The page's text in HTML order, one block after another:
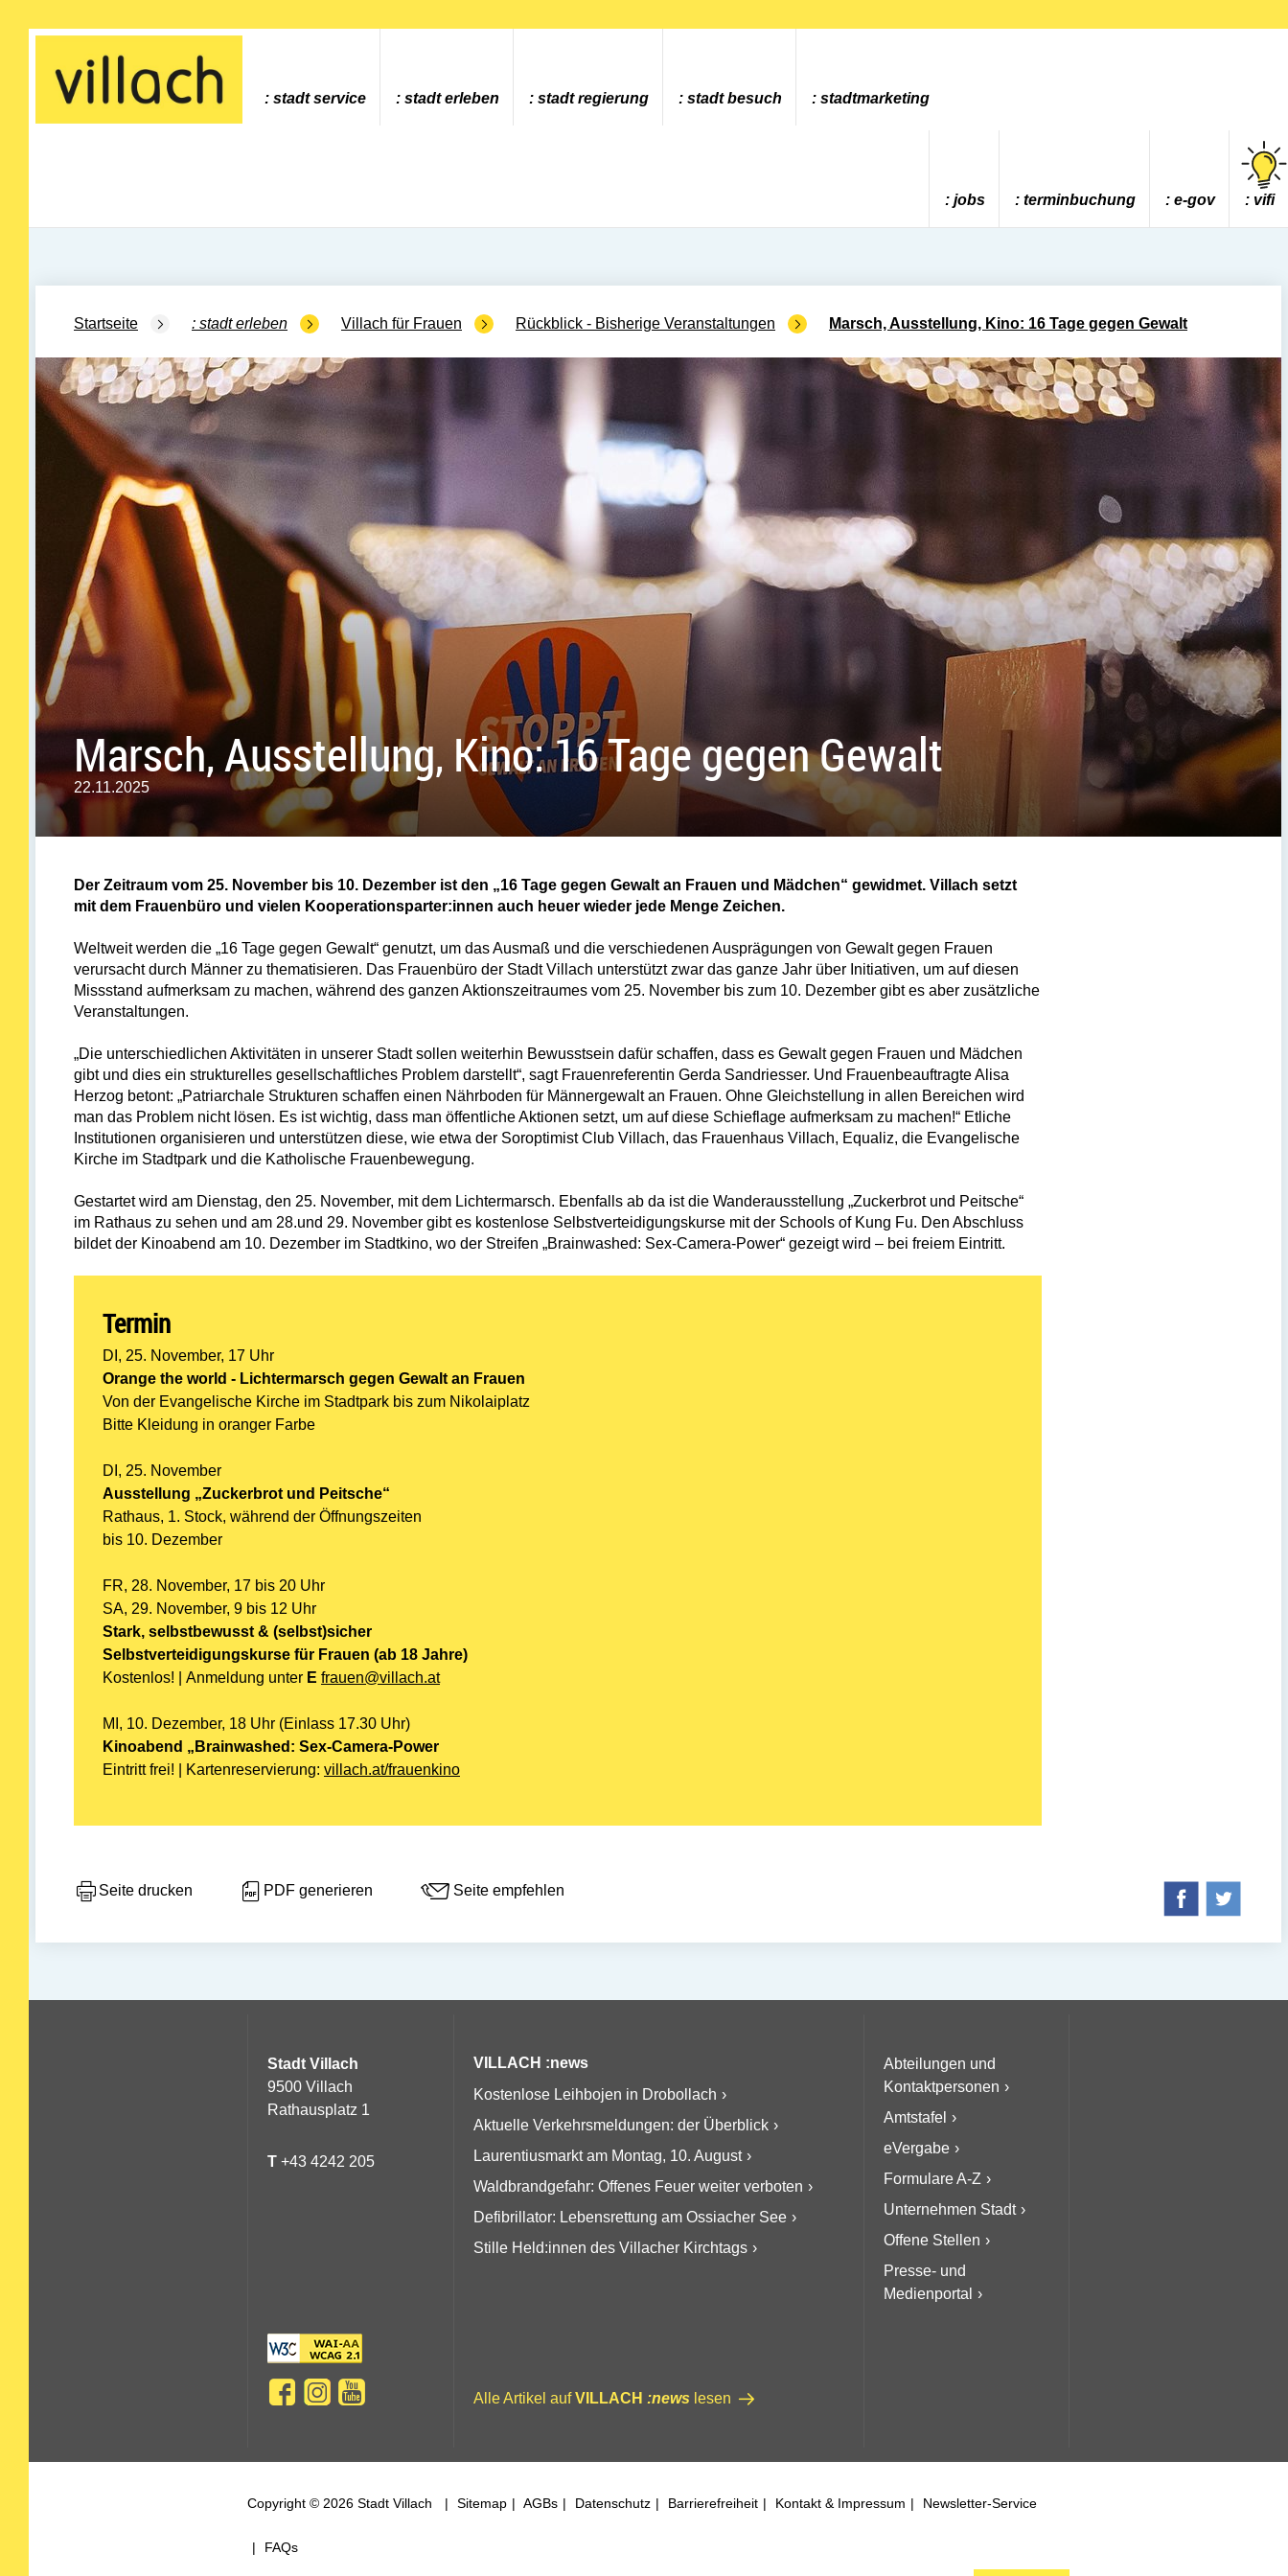
Gehe zur Startseite
stadt service stadt erleben stadt regierung stadt besuch stadtmarketing
jobs terminbuchung e-gov vifi
Startseite stadt erleben Villach für Frauen Rückblick - Bisherige Veranstaltungen Marsch, Ausstellung, Kino: 16 Tage gegen Gewalt
Marsch, Ausstellung, Kino: 16 Tage gegen Gewalt
22.11.2025
Der Zeitraum vom 25. November bis 10. Dezember ist den „16 Tage gegen Gewalt an Frauen und Mädchen“ gewidmet. Villach setzt
mit dem Frauenbüro und vielen Kooperationsparter:innen auch heuer wieder jede Menge Zeichen.
Weltweit werden die „16 Tage gegen Gewalt“ genutzt, um das Ausmaß und die verschiedenen Ausprägungen von Gewalt gegen Frauen
verursacht durch Männer zu thematisieren. Das Frauenbüro der Stadt Villach unterstützt zwar das ganze Jahr über Initiativen, um auf diesen
Missstand aufmerksam zu machen, während des ganzen Aktionszeitraumes vom 25. November bis zum 10. Dezember gibt es aber zusätzliche
Veranstaltungen.
„Die unterschiedlichen Aktivitäten in unserer Stadt sollen weiterhin Bewusstsein dafür schaffen, dass es Gewalt gegen Frauen und Mädchen
gibt und dies ein strukturelles gesellschaftliches Problem darstellt“, sagt Frauenreferentin Gerda Sandriesser. Und Frauenbeauftragte Alisa
Herzog betont: „Patriarchale Strukturen schaffen einen Nährboden für Männergewalt an Frauen. Ohne Gleichstellung in allen Bereichen wird
man das Problem nicht lösen. Es ist wichtig, dass man öffentliche Aktionen setzt, um auf diese Schieflage aufmerksam zu machen!“ Etliche
Institutionen organisieren und unterstützen diese, wie etwa der Soroptimist Club Villach, das Frauenhaus Villach, Equaliz, die Evangelische
Kirche im Stadtpark und die Katholische Frauenbewegung.
Gestartet wird am Dienstag, den 25. November, mit dem Lichtermarsch. Ebenfalls ab da ist die Wanderausstellung „Zuckerbrot und Peitsche“
im Rathaus zu sehen und am 28.und 29. November gibt es kostenlose Selbstverteidigungskurse mit der Schools of Kung Fu. Den Abschluss
bildet der Kinoabend am 10. Dezember im Stadtkino, wo der Streifen „Brainwashed: Sex-Camera-Power“ gezeigt wird – bei freiem Eintritt.
Termin
DI, 25. November, 17 Uhr
Orange the world - Lichtermarsch gegen Gewalt an Frauen
Von der Evangelische Kirche im Stadtpark bis zum Nikolaiplatz
Bitte Kleidung in oranger Farbe
DI, 25. November
Ausstellung „Zuckerbrot und Peitsche“
Rathaus, 1. Stock, während der Öffnungszeiten
bis 10. Dezember
FR, 28. November, 17 bis 20 Uhr
SA, 29. November, 9 bis 12 Uhr
Stark, selbstbewusst & (selbst)sicher
Selbstverteidigungskurse für Frauen (ab 18 Jahre)
Kostenlos! | Anmeldung unter E frauen@villach.at
MI, 10. Dezember, 18 Uhr (Einlass 17.30 Uhr)
Kinoabend „Brainwashed: Sex-Camera-Power
Eintritt frei! | Kartenreservierung: villach.at/frauenkino
Seite drucken PDF generieren Seite empfehlen
Stadt Villach
9500 Villach
Rathausplatz 1
T +43 4242 205
VILLACH :news
Kostenlose Leihbojen in Drobollach
Aktuelle Verkehrsmeldungen: der Überblick
Laurentiusmarkt am Montag, 10. August
Waldbrandgefahr: Offenes Feuer weiter verboten
Defibrillator: Lebensrettung am Ossiacher See
Stille Held:innen des Villacher Kirchtags
Alle Artikel aufVILLACH :news lesen
Abteilungen und
Kontaktpersonen
Amtstafel
eVergabe
Formulare A-Z
Unternehmen Stadt
Offene Stellen
Presse- und
Medienportal
Copyright © 2026 Stadt Villach Sitemap AGBs Datenschutz Barrierefreiheit Kontakt & Impressum Newsletter-Service
FAQs